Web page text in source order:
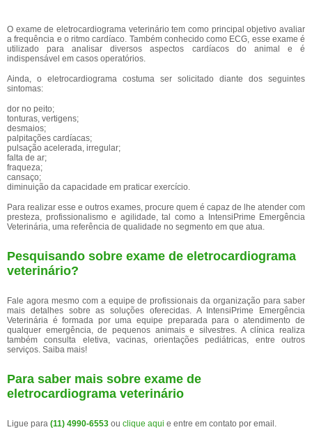
O exame de eletrocardiograma veterinário tem como principal objetivo avaliar
a frequência e o ritmo cardíaco. Também conhecido como ECG, esse exame é
utilizado para analisar diversos aspectos cardíacos do animal e é
indispensável em casos operatórios.
Ainda, o eletrocardiograma costuma ser solicitado diante dos seguintes
sintomas:
dor no peito;
tonturas, vertigens;
desmaios;
palpitações cardíacas;
pulsação acelerada, irregular;
falta de ar;
fraqueza;
cansaço;
diminuição da capacidade em praticar exercício.
Para realizar esse e outros exames, procure quem é capaz de lhe atender com
presteza, profissionalismo e agilidade, tal como a IntensiPrime Emergência
Veterinária, uma referência de qualidade no segmento em que atua.
Pesquisando sobre exame de eletrocardiograma
veterinário?
Fale agora mesmo com a equipe de profissionais da organização para saber
mais detalhes sobre as soluções oferecidas. A IntensiPrime Emergência
Veterinária é formada por uma equipe preparada para o atendimento de
qualquer emergência, de pequenos animais e silvestres. A clínica realiza
também consulta eletiva, vacinas, orientações pediátricas, entre outros
serviços. Saiba mais!
Para saber mais sobre exame de
eletrocardiograma veterinário
Ligue para (11) 4990-6553 ou clique aqui e entre em contato por email.